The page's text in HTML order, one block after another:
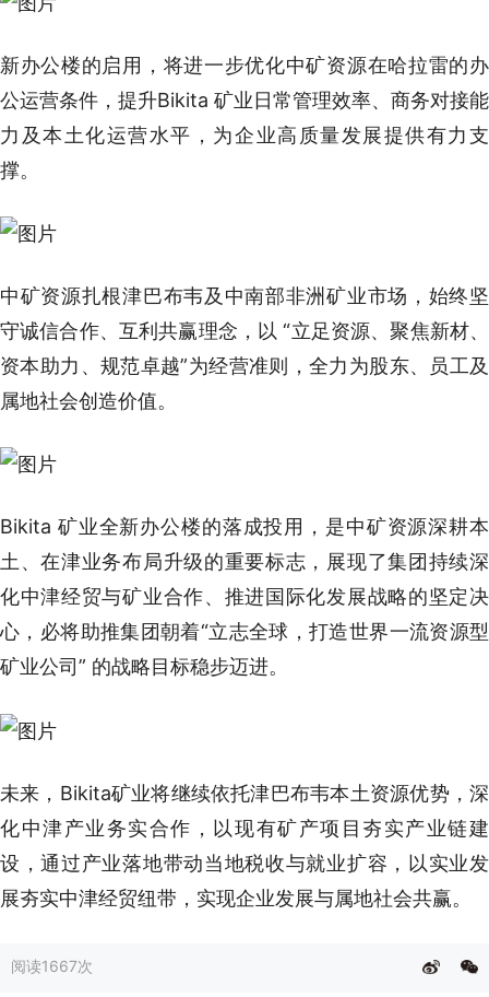
新办公楼的启用，将进一步优化中矿资源在哈拉雷的办
公运营条件，提升Bikita 矿业日常管理效率、商务对接能
力及本土化运营水平，为企业高质量发展提供有力支
撑。
中矿资源扎根津巴布韦及中南部非洲矿业市场，始终坚
守诚信合作、互利共赢理念，以 “立足资源、聚焦新材、
资本助力、规范卓越”为经营准则，全力为股东、员工及
属地社会创造价值。
Bikita 矿业全新办公楼的落成投用，是中矿资源深耕本
土、在津业务布局升级的重要标志，展现了集团持续深
化中津经贸与矿业合作、推进国际化发展战略的坚定决
心，必将助推集团朝着“立志全球，打造世界一流资源型
矿业公司” 的战略目标稳步迈进。
未来，Bikita矿业将继续依托津巴布韦本土资源优势，深
化中津产业务实合作，以现有矿产项目夯实产业链建
设，通过产业落地带动当地税收与就业扩容，以实业发
展夯实中津经贸纽带，实现企业发展与属地社会共赢。
阅读1667次